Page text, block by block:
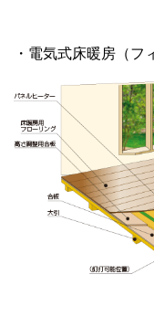
・電気式床暖房（フ